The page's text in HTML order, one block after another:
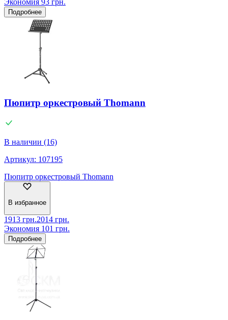
Подробнее
Пюпитр оркестровый Thomann
В наличии (16)
Артикул: 107195
Пюпитр оркестровый Thomann
В избранное
1913 грн.2014 грн.
Экономия 101 грн.
Подробнее